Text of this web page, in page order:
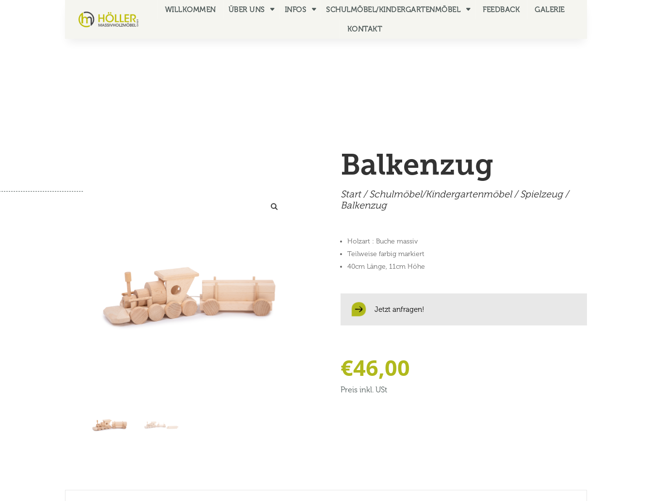
WILLKOMMEN ÜBER UNS INFOS SCHULMÖBEL/KINDERGARTENMÖBEL FEEDBACK GALERIE
KONTAKT
Balkenzug
Start/Schulmöbel/Kindergartenmöbel/Spielzeug/
Balkenzug
Holzart : Buche massiv
Teilweise farbig markiert
40cm Länge, 11cm Höhe
Jetzt anfragen!
€46,00
Preis inkl. USt